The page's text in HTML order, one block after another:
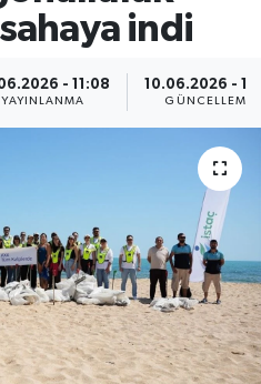
indi
- 11:08
YAYINLANMA
10.06.2026 -
GÜNCELLEME